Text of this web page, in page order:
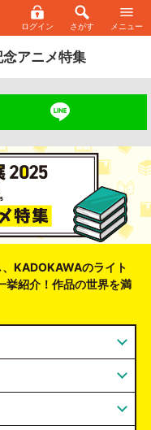
ログイン さがす メニュー
アニメ特集
KADOKAWAのライト
挙紹介！作品の世界を満